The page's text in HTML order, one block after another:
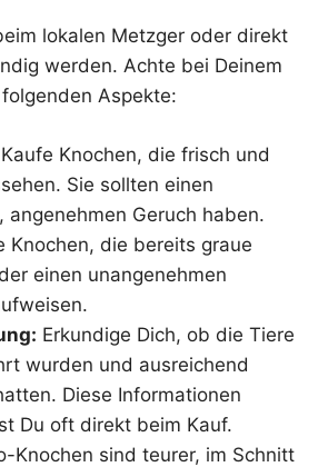
lokalen Metzger oder direkt
werden. Achte bei Deinem
Aspekte:
Kaufe Knochen, die frisch und
Sie sollten einen
angenehmen Geruch haben.
Knochen, die bereits graue
einen unangenehmen
Erkundige Dich, ob die Tiere
wurden und ausreichend
Diese Informationen
Du oft direkt beim Kauf.
Knochen sind teurer, im Schnitt